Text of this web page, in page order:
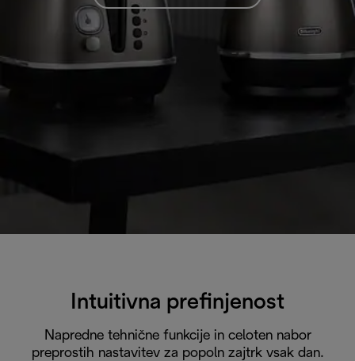
Intuitivna prefinjenost
Napredne tehnične funkcije in celoten nabor
preprostih nastavitev za popoln zajtrk vsak dan.